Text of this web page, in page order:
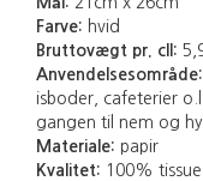
Farve: hvid
Bruttovægt pr. cll:
Anvendelsesområde:
isboder, cafeterier
gangen til nem og
Materiale: papir
Kvalitet: 100% tissue